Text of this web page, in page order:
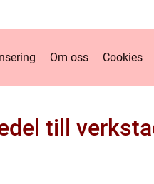
Om oss Cookies
till